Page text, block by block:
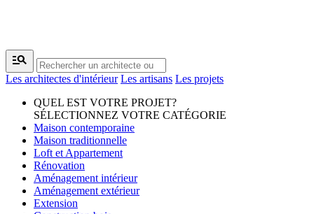
manage_search
Les architectes d'intérieur Les artisans Les projets
QUEL EST VOTRE PROJET?
SÉLECTIONNEZ VOTRE CATÉGORIE
Maison contemporaine
Maison traditionnelle
Loft et Appartement
Rénovation
Aménagement intérieur
Aménagement extérieur
Extension